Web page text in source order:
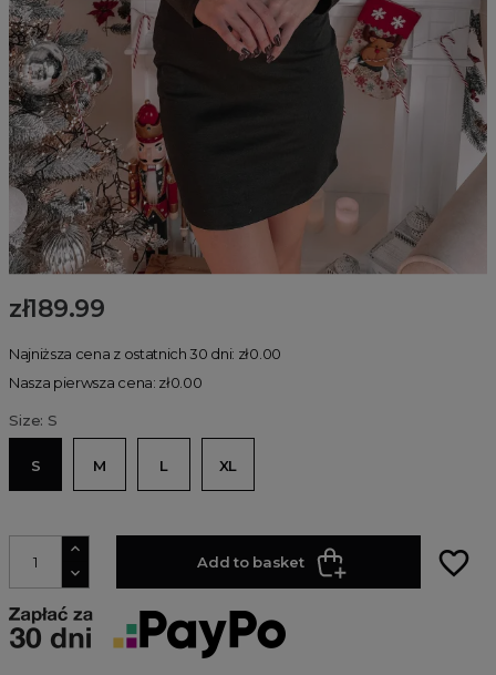
zł189.99
Najniższa cena z ostatnich 30 dni: zł0.00
Nasza pierwsza cena: zł0.00
Size: S
S M L XL
Add to basket favorite_border